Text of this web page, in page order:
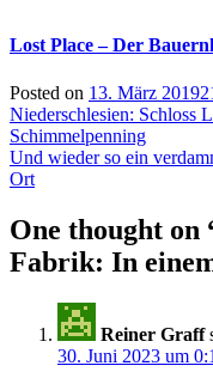
Lost Place – Der
Posted on 13. März 2019
Niederschlesien: Schloss
Schimmelpenning
Und wieder so ein
Ort
One thought on
Fabrik: In
Reiner Graff
30. Juni 2023 um